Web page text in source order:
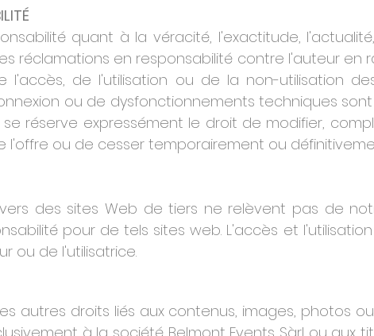
quant à la véracité, l'exactitude,
réclamations en responsabilité contre l'auteur en
l'accès, de l'utilisation ou de la non-utilisation
ou de dysfonctionnements techniques
réserve expressément le droit de modifier,
l'offre ou de cesser temporairement ou
des sites Web de tiers ne relèvent pas de
pour de tels sites web. L'accès et
ou de l'utilisatrice.
autres droits liés aux contenus, images, photos